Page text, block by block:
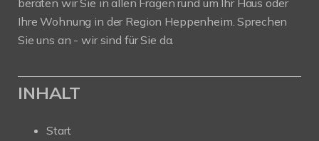
beraten wir Sie in allen Fragen rund um Ihr Haus oder
Ihre Wohnung in der Region Heppenheim. Sprechen
Sie uns an - wir sind für Sie da.
INHALT
Start